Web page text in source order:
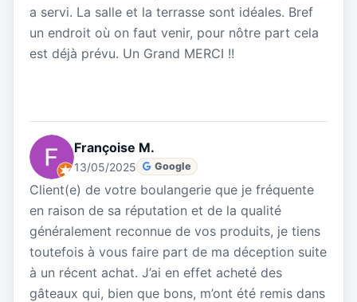
a servi. La salle et la terrasse sont idéales. Bref
un endroit où on faut venir, pour nôtre part cela
est déjà prévu. Un Grand MERCI !!
Françoise M.
13/05/2025 Google
Client(e) de votre boulangerie que je fréquente
en raison de sa réputation et de la qualité
généralement reconnue de vos produits, je tiens
toutefois à vous faire part de ma déception suite
à un récent achat. J’ai en effet acheté des
gâteaux qui, bien que bons, m’ont été remis dans